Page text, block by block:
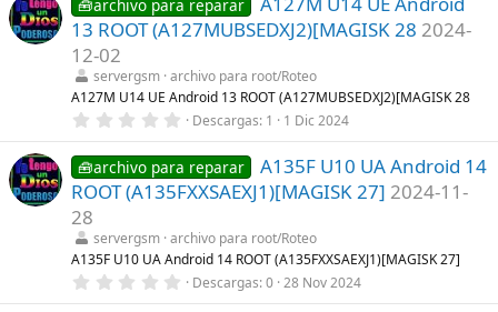
)e
s
e
l
a
(
s
)
🧰archivo para reparar
13 ROOT (A127MUBSEDXJ2)[MAGISK 28 2024-
12-02
servergsm archivo para root/Roteo
A127M U14 UE Android 13 ROOT (A127MUBSEDXJ2)[MAGISK 28
0
0
0
e
s
e
l
a
(
Descargas 1 1 Dic 2024
🧰archivo para reparar
A135F U10 UA Android 14
ROOT (A135FXXSAEXJ1)[MAGISK 27] 2024-11-
28
servergsm archivo para root/Roteo
A135F U10 UA Android 14 ROOT (A135FXXSAEXJ1)[MAGISK 27]
0 Descargas 0 28 Nov 2024